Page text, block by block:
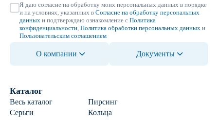
Я даю согласие на обработку моих персональных данных в порядке
и на условиях, указанных в Согласие на обработку персональных
данных и подтверждаю ознакомление с Политика
конфиденциальности Политика обработки персональных данных и
Пользовательским соглашением
О компании Документы
Каталог
Весь каталог
Пирсинг
Серьги
Кольца